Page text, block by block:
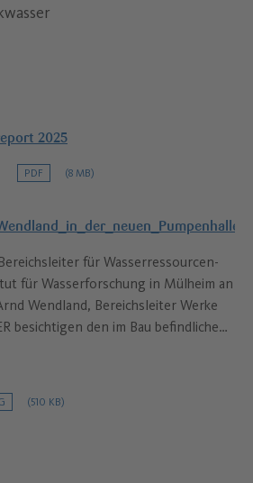
2025
PDF (8 MB)
für Wasserressourcen-
für Wasserforschung in Mülheim an
Wendland, Bereichsleiter Werke
besichtigen den im Bau befindlichen
(510 KB)